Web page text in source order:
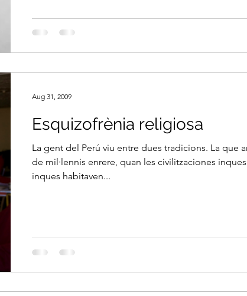
Esquizofrènia religiosa
La gent del Perú viu entre dues tradicions. La que
de mil·lennis enrere, quan les civilitzaciones
inques habitaven...
Aug 31, 2009